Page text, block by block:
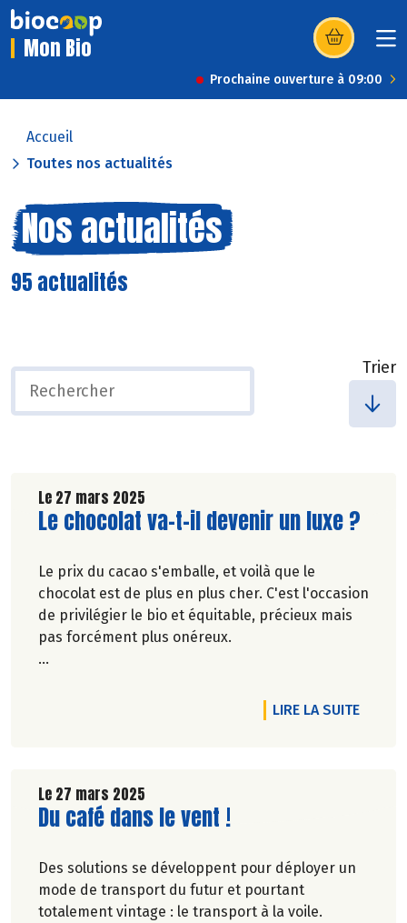
Mon Bio (s’ouvre dans
Prochaine ouverture à 09:00
Accueil
Toutes nos actualités
Nos actualités
95 actualités
Trier
Le 27 mars 2025
Lire la suite de l'article
Le chocolat va-t-il devenir un luxe ?
Le prix du cacao s'emballe, et voilà que le
chocolat est de plus en plus cher. C'est l'occasion
de privilégier le bio et équitable, précieux mais
pas forcément plus onéreux.
LIRE LA SUITEDE
Le 27 mars 2025
Lire la suite de l'article
Du café dans le vent !
Des solutions se développent pour déployer un
mode de transport du futur et pourtant
totalement vintage : le transport à la voile.